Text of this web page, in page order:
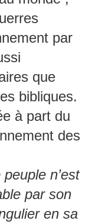
par
que
bibliques.
à part du
des
peuple n’est
par son
en sa